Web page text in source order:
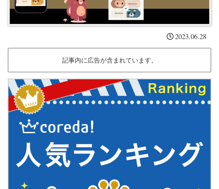
2023.06.28
記事内に広告が含まれています。